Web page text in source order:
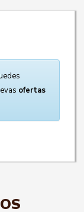
ofertas